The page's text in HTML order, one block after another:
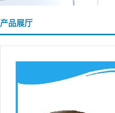
产品展厅